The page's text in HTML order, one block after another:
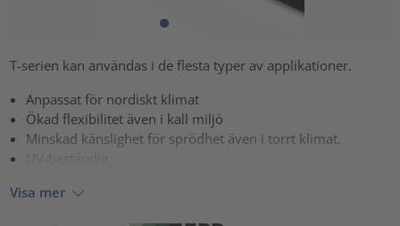
T-serien kan användas i de flesta typer av applikationer.
Anpassat för nordiskt klimat
Ökad flexibilitet även i kall miljö
Minskad känslighet för sprödhet även i torrt klimat.
Visa mer